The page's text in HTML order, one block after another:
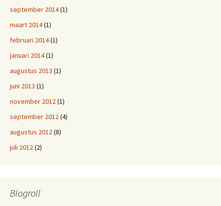
september 2014(1)
maart 2014(1)
februari 2014(1)
januari 2014(1)
augustus 2013 (1)
juni 2013 (1)
november 2012 (1)
september 2012 (4)
augustus 2012 (8)
juli 2012 (2)
Blogroll